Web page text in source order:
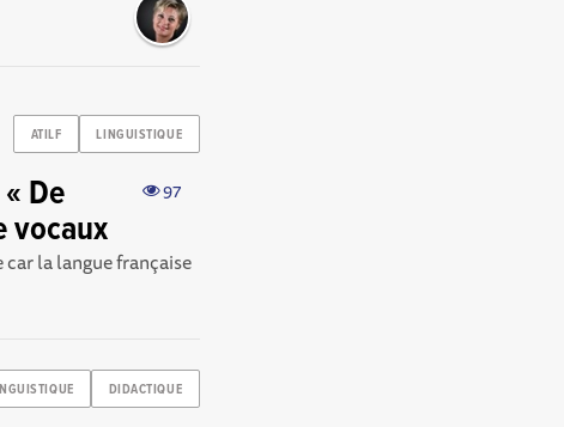
ATILF LINGUISTIQUE
97
De
vocaux
la langue française
DIDACTIQUE